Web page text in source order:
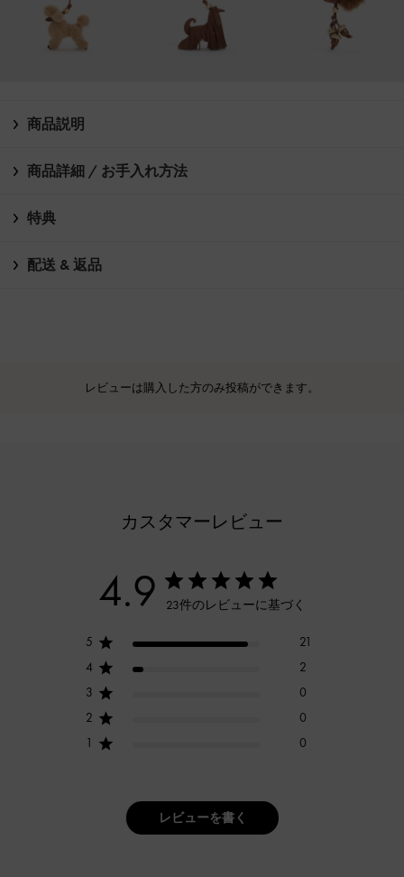
商品説明
商品詳細 / お手入れ方法
特典
配送 & 返品
レビューは購入した方のみ投稿ができます。
カスタマーレビュー
4.9 23件のレビューに基づく
5
21
4
2
3
0
2
0
1
0
レビューを書く